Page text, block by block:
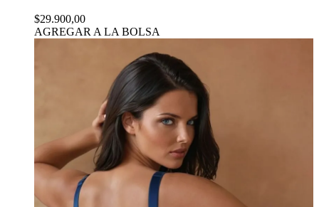
$29.900,00
AGREGAR A LA BOLSA